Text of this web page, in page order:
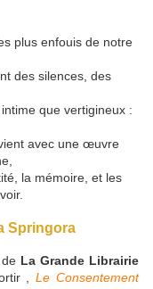
plus enfouis de notre
des silences, des
que vertigineux :
avec une œuvre
la mémoire, et les
Springora
La Grande Librairie
,Le Consentement